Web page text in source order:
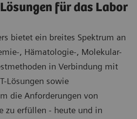
für das Labor
bietet ein breites Spektrum an
, Hämatologie-, Molekular-
in Verbindung mit
Lösungen sowie
die Anforderungen von
zu erfüllen - heute und in